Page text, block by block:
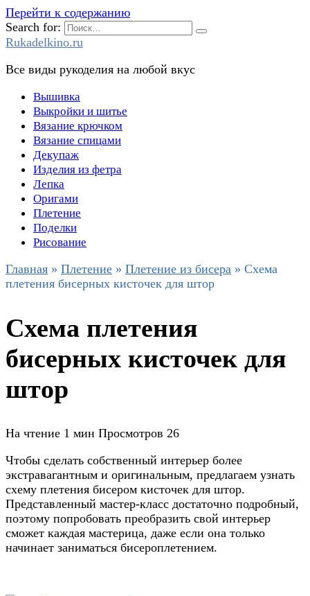
Перейти к содержанию
Search for:
Rukadelkino.ru
Все виды рукоделия на любой вкус
Вышивка
Выкройки и шитье
Вязание крючком
Вязание спицами
Декупаж
Изделия из фетра
Лепка
Оригами
Плетение
Поделки
Рисование
Главная » Плетение » Плетение из бисера » Схема
плетения бисерных кисточек для штор
Схема плетения
бисерных кисточек для
штор
На чтение 1 мин Просмотров 26
Чтобы сделать собственный интерьер более
экстравагантным и оригинальным, предлагаем узнать
схему плетения бисером кисточек для штор.
Представленный мастер-класс достаточно подробный,
поэтому попробовать преобразить свой интерьер
сможет каждая мастерица, даже если она только
начинает заниматься бисероплетением.